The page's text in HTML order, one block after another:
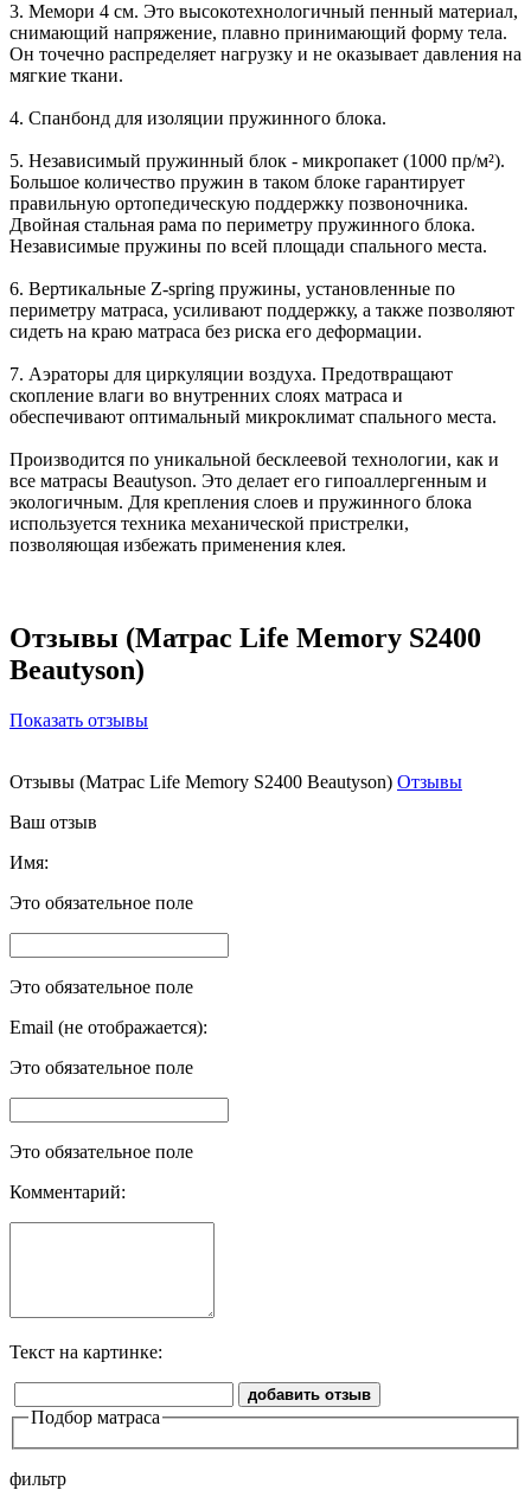
3. Мемори 4 см. Это высокотехнологичный пенный материал,
снимающий напряжение, плавно принимающий форму тела.
Он точечно распределяет нагрузку и не оказывает давления на
мягкие ткани.
4. Спанбонд для изоляции пружинного блока.
5. Независимый пружинный блок - микропакет (1000 пр/м²).
Большое количество пружин в таком блоке гарантирует
правильную ортопедическую поддержку позвоночника.
Двойная стальная рама по периметру пружинного блока.
Независимые пружины по всей площади спального места.
6. Вертикальные Z-spring пружины, установленные по
периметру матраса, усиливают поддержку, а также позволяют
сидеть на краю матраса без риска его деформации.
7. Аэраторы для циркуляции воздуха. Предотвращают
скопление влаги во внутренних слоях матраса и
обеспечивают оптимальный микроклимат спального места.
Производится по уникальной бесклеевой технологии, как и
все матрасы Beautyson. Это делает его гипоаллергенным и
экологичным. Для крепления слоев и пружинного блока
используется техника механической пристрелки,
позволяющая избежать применения клея.
Отзывы (Матрас Life Memory S2400
Beautyson)
Показать отзывы
Отзывы (Матрас Life Memory S2400 Beautyson) Отзывы
Ваш отзыв
Имя:
Это обязательное поле
Это обязательное поле
Email (не отображается):
Это обязательное поле
Это обязательное поле
Комментарий:
Текст на картинке:
добавить отзыв
Подбор матраса
фильтр